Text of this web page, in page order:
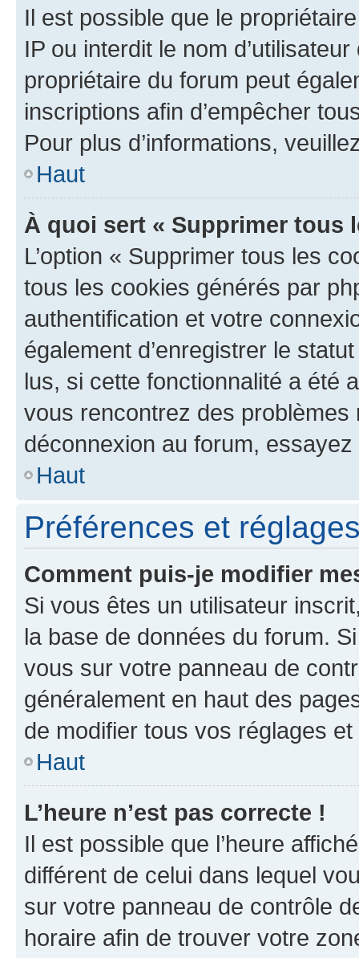
Il est possible que le
IP ou interdit le nom
propriétaire du forum peut
inscriptions afin d’empêcher
Pour plus d’informations,
Haut
À quoi sert « Supprimer tous
L’option « Supprimer tous les
tous les cookies générés par
authentification et votre
également d’enregistrer le
lus, si cette fonctionnalité a été
vous rencontrez des
déconnexion au forum,
Haut
Préférences et
Comment puis-je modifier
Si vous êtes un utilisateur
la base de données du forum.
vous sur votre panneau de
généralement en haut des
de modifier tous vos réglages
Haut
L’heure n’est pas correcte !
Il est possible que l’heure
différent de celui dans lequel
sur votre panneau de contrôle
horaire afin de trouver votre